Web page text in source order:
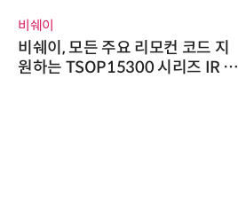
비쉐이
비쉐이, 모든 주요 리모컨 코드 지
원하는 TSOP15300 시리즈 IR 수